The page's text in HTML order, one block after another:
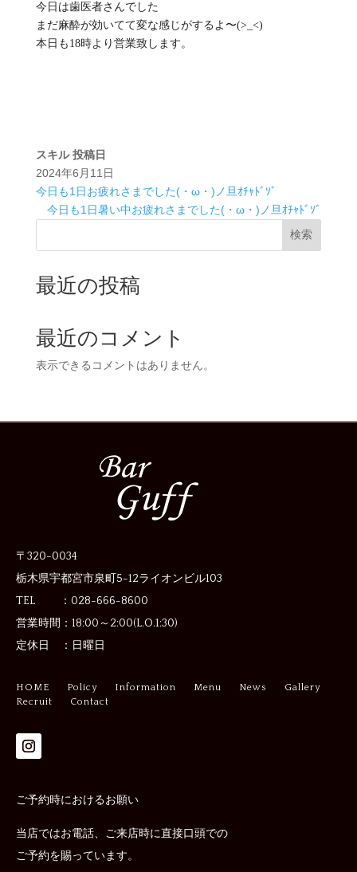
今日は歯医者さんでした
まだ麻酔が効いてて変な感じがするよ〜(>_<)
本日も18時より営業致します。
スキル 投稿日
2024年6月11日
今日も1日お疲れさまでした(・ω・)ノ旦ｵﾁｬﾄﾞｿﾞ
今日も1日暑い中お疲れさまでした(・ω・)ノ旦ｵﾁｬﾄﾞｿﾞ
検索
最近の投稿
最近のコメント
表示できるコメントはありません。
〒320-0034
栃木県宇都宮市泉町5-12ライオンビル103
TEL ：028-666-8600
営業時間： 18:00～2:00(L.O.1:30)
定休日 ： 日曜日
HOME Policy Information Menu News
Gallery
Recruit
Contact
ご予約時におけるお願い
当店ではお電話、ご来店時に直接口頭での
ご予約を賜っています。